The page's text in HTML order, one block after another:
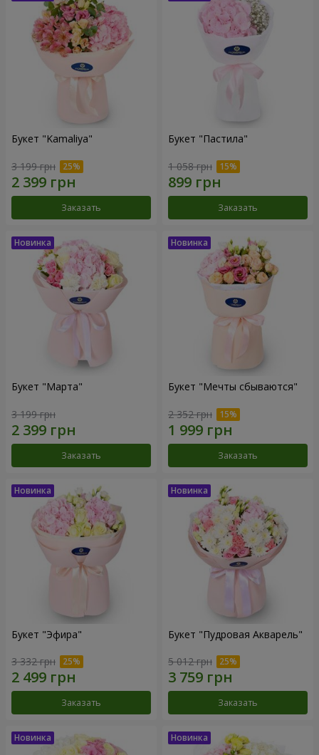
Букет "Kamaliya"
3 199 грн
Заказать
Букет "Пастила"
1 058 грн
Заказать
Букет "Марта"
3 199 грн
Заказать
Букет "Мечты сбываются"
2 352 грн
Заказать
Букет "Эфира"
3 332 грн
Заказать
Букет "Пудровая Акварель"
5 012 грн
Заказать